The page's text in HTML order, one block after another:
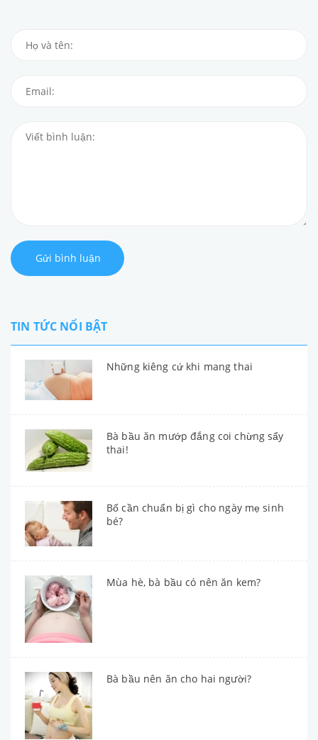
Gửi bình luận
TIN TỨC NỔI BẬT
Những kiêng cứ khi mang thai
Bà bầu ăn mướp đắng coi chừng sẩy
thai!
Bố cần chuẩn bị gì cho ngày mẹ sinh
bé?
Mùa hè, bà bầu có nên ăn kem?
Bà bầu nên ăn cho hai người?